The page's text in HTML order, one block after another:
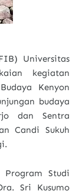
Universitas
kegiatan
Kenyon
budaya
dan Sentra
Candi Sukuh
Studi
Sri Kusumo